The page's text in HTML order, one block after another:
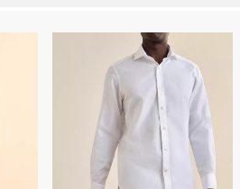
de choisirle ramassage
conseillers vestimentaires
à profiter des différents